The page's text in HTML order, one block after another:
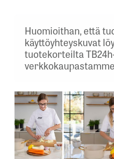
Huomioithan, että
käyttöyhteyskuvat
tuotekorteilta